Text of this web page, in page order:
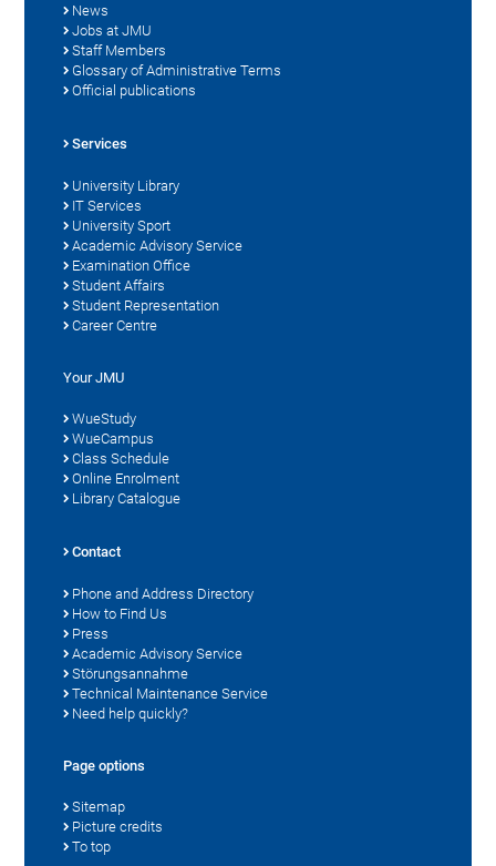
News
Jobs at JMU
Staff Members
Glossary of Administrative Terms
Official publications
Services
University Library
IT Services
University Sport
Academic Advisory Service
Examination Office
Student Affairs
Student Representation
Career Centre
Your JMU
WueStudy
WueCampus
Class Schedule
Online Enrolment
Library Catalogue
Contact
Phone and Address Directory
How to Find Us
Press
Academic Advisory Service
Störungsannahme
Technical Maintenance Service
Need help quickly?
Page options
Sitemap
Picture credits
To top